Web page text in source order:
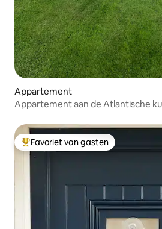
Appartement
Appartement aan de Atlantische
Topfavoriet van gasten
Favoriet van gasten